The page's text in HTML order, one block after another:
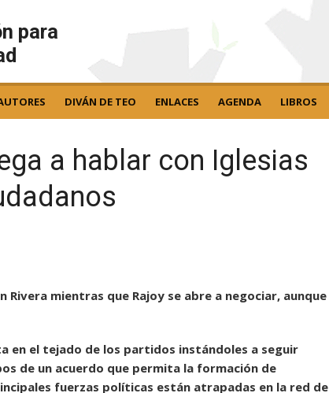
para
DIVÁN DE TEO ENLACES AGENDA LIBROS
a hablar con Iglesias
Rivera mientras que Rajoy se abre a negociar, aunque
en el tejado de los partidos instándoles a seguir
de un acuerdo que permita la formación de
fuerzas políticas están atrapadas en la red de